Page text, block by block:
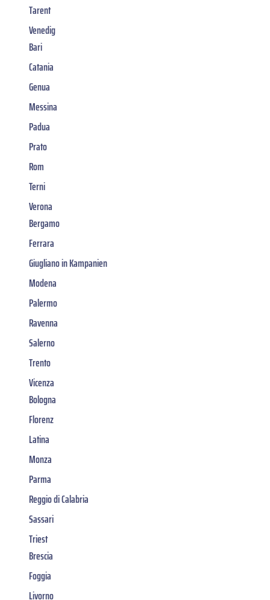
Tarent
Venedig
Bari
Catania
Genua
Messina
Padua
Prato
Rom
Terni
Verona
Bergamo
Ferrara
Giugliano in Kampanien
Modena
Palermo
Ravenna
Salerno
Trento
Vicenza
Bologna
Florenz
Latina
Monza
Parma
Reggio di Calabria
Sassari
Triest
Brescia
Foggia
Livorno